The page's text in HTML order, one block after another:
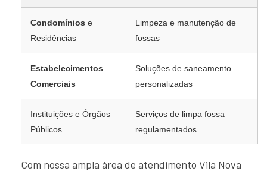
Condomínios e
Residências
Limpeza e manutenção de
fossas
Estabelecimentos
Comerciais
Soluções de saneamento
personalizadas
Instituições e Órgãos
Públicos
Serviços de limpa fossa
regulamentados
Com nossa ampla área de atendimento Vila Nova